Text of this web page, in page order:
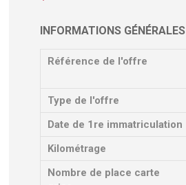
INFORMATIONS GÉNÉRALES
Référence de l'offre
Type de l'offre
Date de 1re immatriculation
Kilométrage
Nombre de place carte